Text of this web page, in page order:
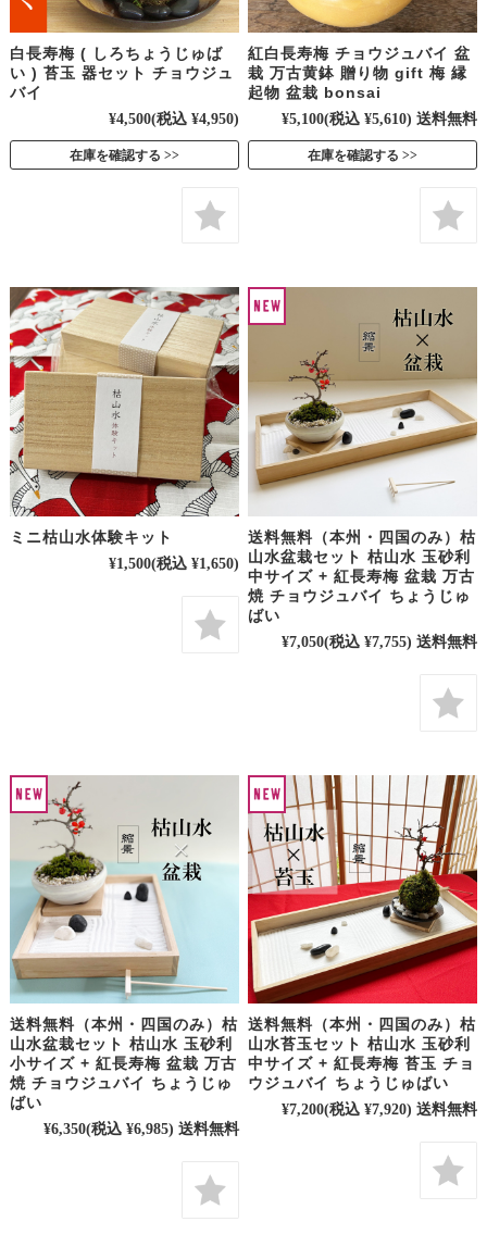
白長寿梅 ( しろちょうじゅば
い ) 苔玉 器セット チョウジュ
バイ
¥4,500(税込 ¥4,950)
在庫を確認する
紅白長寿梅 チョウジュバイ 盆
栽 万古黄鉢 贈り物 gift 梅 縁
起物 盆栽 bonsai
¥5,100(税込 ¥5,610) 送料無料
在庫を確認する
ミニ枯山水体験キット
¥1,500(税込 ¥1,650)
送料無料（本州・四国のみ）枯
山水盆栽セット 枯山水 玉砂利
中サイズ + 紅長寿梅 盆栽 万古
焼 チョウジュバイ ちょうじゅ
ばい
¥7,050(税込 ¥7,755) 送料無料
送料無料（本州・四国のみ）枯
山水盆栽セット 枯山水 玉砂利
小サイズ + 紅長寿梅 盆栽 万古
焼 チョウジュバイ ちょうじゅ
ばい
¥6,350(税込 ¥6,985) 送料無料
送料無料（本州・四国のみ）枯
山水苔玉セット 枯山水 玉砂利
中サイズ + 紅長寿梅 苔玉 チョ
ウジュバイ ちょうじゅばい
¥7,200(税込 ¥7,920) 送料無料